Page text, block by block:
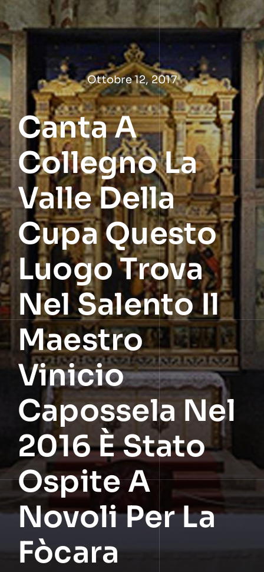
Salta
al
contenuto
Ottobre 12, 2017
Canta A
Collegno La
Valle Della
Cupa Questo
Luogo Trova
Nel Salento Il
Maestro
Vinicio
Capossela Nel
2016 È Stato
Ospite A
Novoli Per La
Fòcara